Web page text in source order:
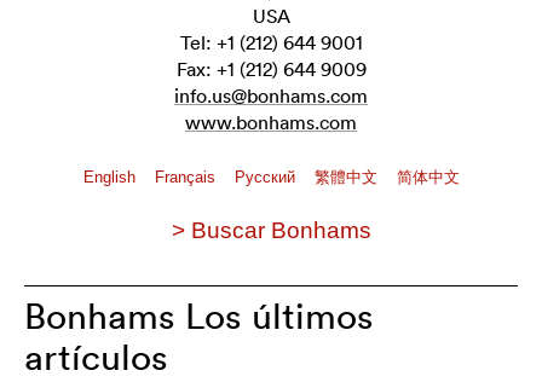
USA
Tel: +1 (212) 644 9001
Fax: +1 (212) 644 9009
info.us@bonhams.com
www.bonhams.com
English Français Pусский 繁體中文 简体中文
> Buscar Bonhams
Bonhams Los últimos
artículos